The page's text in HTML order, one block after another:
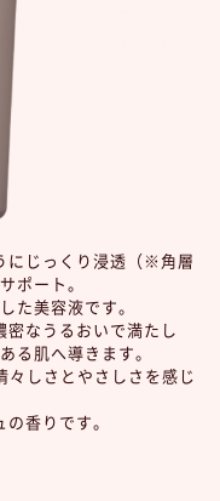
にじっくり浸透（※角層
ポート。
た美容液です。
なうるおいで満たし
る肌へ導きます。
々しさとやさしさを感じ
香りです。